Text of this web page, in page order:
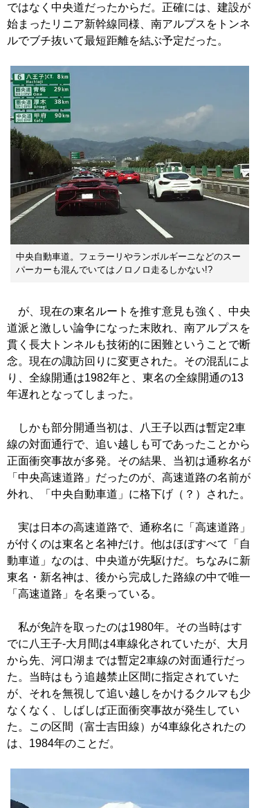
ではなく中央道だったからだ。正確には、建設が
始まったリニア新幹線同様、南アルプスをトンネ
ルでブチ抜いて最短距離を結ぶ予定だった。
中央自動車道。フェラーリやランボルギーニなどのスー
パーカーも混んでいてはノロノロ走るしかない!?
が、現在の東名ルートを推す意見も強く、中央
道派と激しい論争になった末敗れ、南アルプスを
貫く長大トンネルも技術的に困難ということで断
念。現在の諏訪回りに変更された。その混乱によ
り、全線開通は1982年と、東名の全線開通の13
年遅れとなってしまった。
しかも部分開通当初は、八王子以西は暫定2車
線の対面通行で、追い越しも可であったことから
正面衝突事故が多発。その結果、当初は通称名が
「中央高速道路」だったのが、高速道路の名前が
外れ、「中央自動車道」に格下げ（？）された。
実は日本の高速道路で、通称名に「高速道路」
が付くのは東名と名神だけ。他はほぼすべて「自
動車道」なのは、中央道が先駆けだ。ちなみに新
東名・新名神は、後から完成した路線の中で唯一
「高速道路」を名乗っている。
私が免許を取ったのは1980年。その当時はす
でに八王子-大月間は4車線化されていたが、大月
から先、河口湖までは暫定2車線の対面通行だっ
た。当時はもう追越禁止区間に指定されていた
が、それを無視して追い越しをかけるクルマも少
なくなく、しばしば正面衝突事故が発生してい
た。この区間（富士吉田線）が4車線化されたの
は、1984年のことだ。